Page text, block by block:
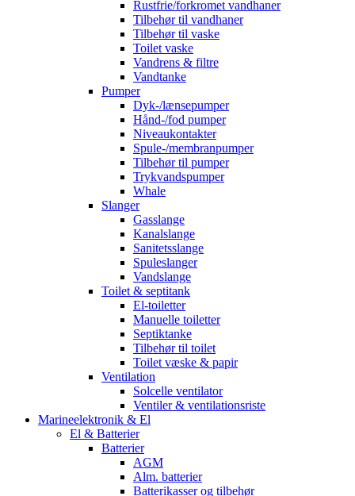
Rustfrie/forkromet vandhaner
Tilbehør til vandhaner
Tilbehør til vaske
Toilet vaske
Vandrens & filtre
Vandtanke
Pumper
Dyk-/lænsepumper
Hånd-/fod pumper
Niveaukontakter
Spule-/membranpumper
Tilbehør til pumper
Trykvandspumper
Whale
Slanger
Gasslange
Kanalslange
Sanitetsslange
Spuleslanger
Vandslange
Toilet & septitank
El-toiletter
Manuelle toiletter
Septiktanke
Tilbehør til toilet
Toilet væske & papir
Ventilation
Solcelle ventilator
Ventiler & ventilationsriste
Marineelektronik & El
El & Batterier
Batterier
AGM
Alm. batterier
Batterikasser og tilbehør